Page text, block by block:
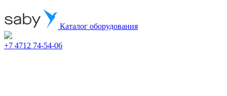
Каталог оборудования
+7 4712 74-54-06